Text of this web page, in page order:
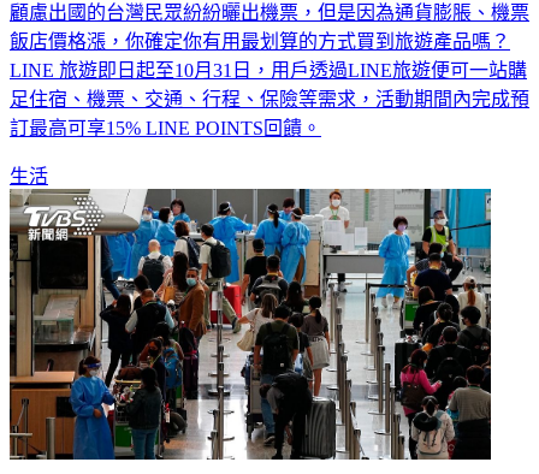
顧慮出國的台灣民眾紛紛曬出機票，但是因為通貨膨脹、機票
飯店價格漲，你確定你有用最划算的方式買到旅遊產品嗎？
LINE 旅遊即日起至10月31日，用戶透過LINE旅遊便可一站購
足住宿、機票、交通、行程、保險等需求，活動期間內完成預
訂最高可享15% LINE POINTS回饋。
生活